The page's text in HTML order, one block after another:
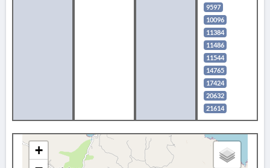
9597
10096
11384
11486
11544
14765
17424
20632
21614
+